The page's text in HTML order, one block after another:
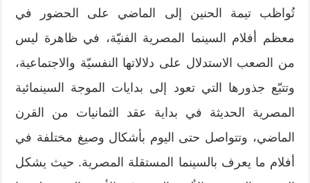
تُواظب تيمة الحنين إلى الماضي على الحضور في
معظم أفلام السينما المصرية الفنيّة، في ظاهرة ليس
من الصعب الاستدلال على دلالاتها النفسيّة والاجتماعية،
وتتبّع جذورها التي تعود إلى بدايات الموجة السينمائية
المصرية الحديثة في بداية عقد الثمانيات من القرن
الماضي، وتتواصل حتى اليوم بأشكال وصيغ مختلفة في
أفلام ما يعرف بالسينما المستقلة المصرية. حيث يشكل